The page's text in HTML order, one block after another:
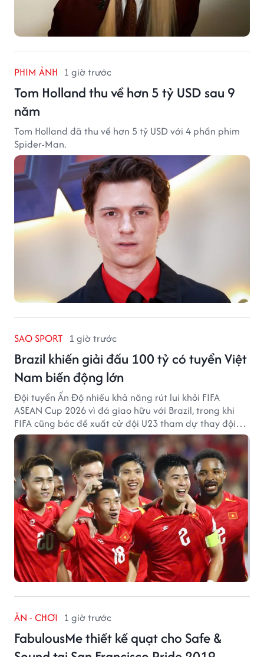
PHIM ẢNH 1 giờ trước
Tom Holland thu về hơn 5 tỷ USD sau 9
năm
Tom Holland đã thu về hơn 5 tỷ USD với 4 phần phim
Spider-Man.
SAO SPORT 1 giờ trước
Brazil khiến giải đấu 100 tỷ có tuyển Việt
Nam biến động lớn
Đội tuyển Ấn Độ nhiều khả năng rút lui khỏi FIFA
ASEAN Cup 2026 vì đá giao hữu với Brazil, trong khi
FIFA cũng bác đề xuất cử đội U23 tham dự thay đội
tuyển quốc gia.
ĂN - CHƠI 1 giờ trước
FabulousMe thiết kế quạt cho Safe &